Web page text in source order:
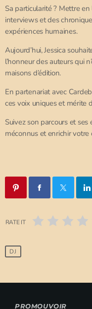
Sa particularité ? Mettre
interviews et des
expériences humaines.
Aujourd’hui, Jessica
l’honneur des auteurs qui
maisons d’édition.
En partenariat avec
ces voix uniques et mérite
Suivez son parcours et
méconnus et enrichir votre
RATE IT
DJ
PROMOUVOIR